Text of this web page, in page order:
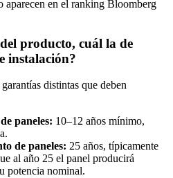
aparecen en el ranking Bloomberg
producto, cuál la de
instalación?
garantías distintas que deben
paneles: 10–12 años mínimo,
de paneles: 25 años, típicamente
al año 25 el panel producirá
potencia nominal.